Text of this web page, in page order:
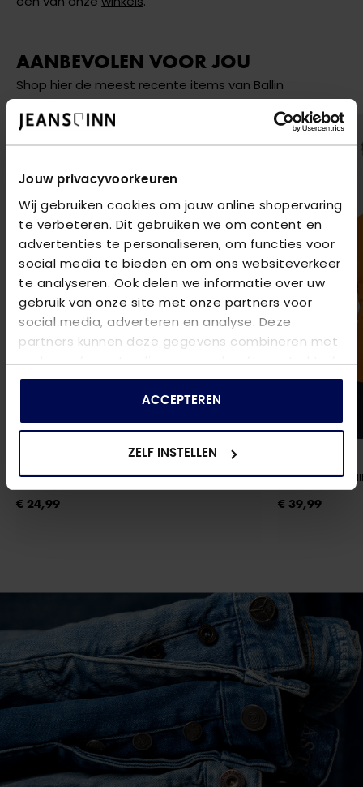
Jouw privacyvoorkeuren
Wij gebruiken cookies om jouw online shopervaring
te verbeteren. Dit gebruiken we om content en
advertenties te personaliseren, om functies voor
social media te bieden en om ons websiteverkeer
te analyseren. Ook delen we informatie over uw
gebruik van onze site met onze partners voor
social media, adverteren en analyse. Deze
partners kunnen deze gegevens combineren met
andere informatie die u aan ze heeft verstrekt of
die ze hebben verzameld op basis van uw gebruik
ACCEPTEREN
ZELF INSTELLEN
AANBEVOLEN VOOR JOU
Shop hier de meest recente items van Ballin
SOKKEN 4 PACK- WIT
€ 24,99
8850 ORANJE
€ 39,99